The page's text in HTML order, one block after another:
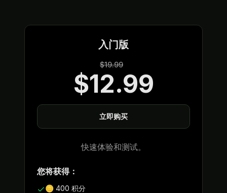
入门版
$19.99
$12.99
立即购买
快速体验和测试。
您将获得：
🪙 400 积分